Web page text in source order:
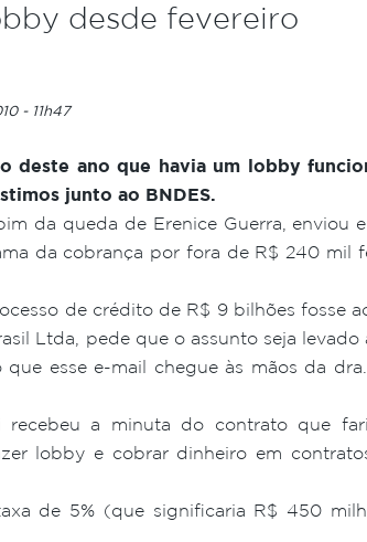
desde fevereiro
- 11h47
deste ano que havia um lobby
junto ao BNDES.
da queda de Erenice Guerra, enviou
da cobrança por fora de R$ 240 mil
de crédito de R$ 9 bilhões fosse
Ltda, pede que o assunto seja levado
esse e-mail chegue às mãos da
a minuta do contrato que
lobby e cobrar dinheiro em
de 5% (que significaria R$ 450